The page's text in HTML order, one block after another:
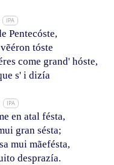
IPA
Pentecóste,
tóste
come grand' hóste,
s' i dizía
IPA
en atal fésta,
gran sésta;
mui mãefésta,
desprazía.